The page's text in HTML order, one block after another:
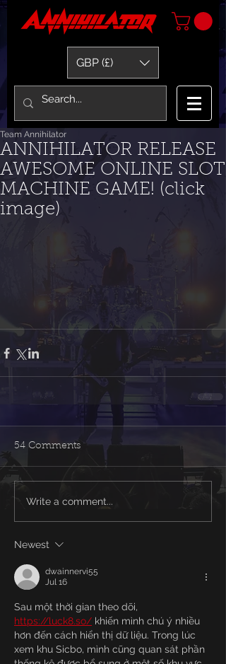
GBP (£)
ANNIHILATOR RELEASE
AWESOME ONLINE SLOT
MACHINE GAME! (click
image)
Team Annihilator
54 Comments
Write a comment...
Newest
dwainnervi55
Jul 16
Sau một thời gian theo dõi,
https://luck8.so/ khiến mình chú ý nhiều
hơn đến cách hiển thị dữ liệu. Trong lúc
xem khu Sicbo, mình cũng quan sát phần